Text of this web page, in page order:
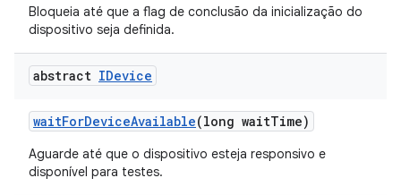
Bloqueia até que a flag de conclusão da inicialização do
dispositivo seja definida.
abstract IDevice
waitForDeviceAvailable(long waitTime)
Aguarde até que o dispositivo esteja responsivo e
disponível para testes.